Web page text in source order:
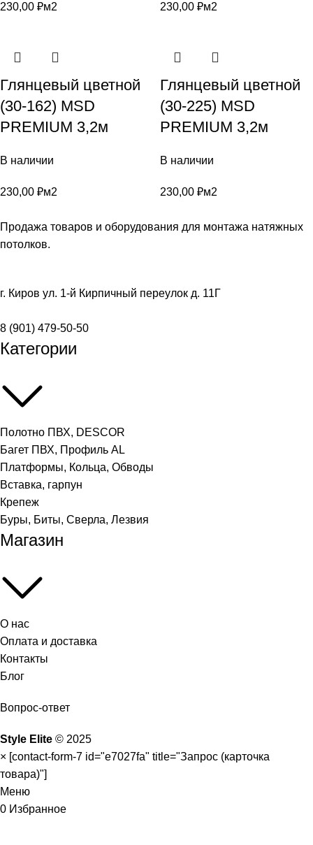
230,00 ₽м2 230,00 ₽м2
Глянцевый цветной
(30-162) MSD
PREMIUM 3,2м
В наличии
230,00 ₽м2
Глянцевый цветной
(30-225) MSD
PREMIUM 3,2м
В наличии
230,00 ₽м2
Продажа товаров и оборудования для монтажа натяжных
потолков.
г. Киров ул. 1-й Кирпичный переулок д. 11Г
8 (901) 479-50-50
Категории
Полотно ПВХ, DESCOR
Багет ПВХ, Профиль AL
Платформы, Кольца, Обводы
Вставка, гарпун
Крепеж
Буры, Биты, Сверла, Лезвия
Магазин
О нас
Оплата и доставка
Контакты
Блог
Вопрос-ответ
Style Elite © 2025
× [contact-form-7 id="e7027fa" title="Запрос (карточка
товара)"]
Меню
0 Избранное